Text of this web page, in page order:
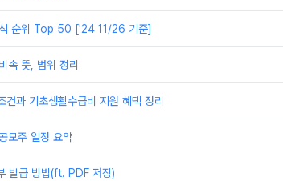
식 순위 Top 50 ['24 11/26 기준]
속 뜻, 범위 정리
과 기초생활수급비 지원 혜택 정리
모주 일정 요약
발급 방법(ft. PDF 저장)